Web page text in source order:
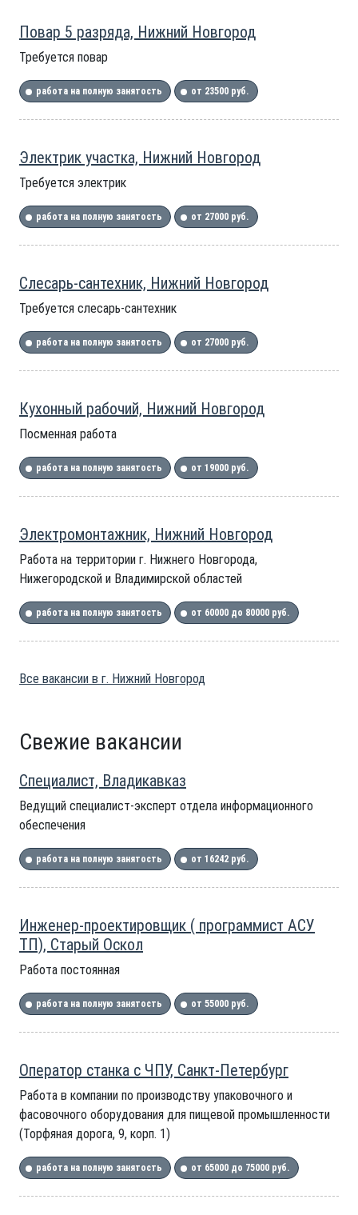
Повар 5 разряда, Нижний Новгород
Требуется повар
работа на полную занятость от 23500 руб.
Электрик участка, Нижний Новгород
Требуется электрик
работа на полную занятость от 27000 руб.
Слесарь-сантехник, Нижний Новгород
Требуется слесарь-сантехник
работа на полную занятость от 27000 руб.
Кухонный рабочий, Нижний Новгород
Посменная работа
работа на полную занятость от 19000 руб.
Электромонтажник, Нижний Новгород
Работа на территории г. Нижнего Новгорода,
Нижегородской и Владимирской областей
работа на полную занятость от 60000 до 80000 руб.
Все вакансии в г. Нижний Новгород
Свежие вакансии
Специалист, Владикавказ
Ведущий специалист-эксперт отдела информационного
обеспечения
работа на полную занятость от 16242 руб.
Инженер-проектировщик ( программист АСУ
ТП), Старый Оскол
Работа постоянная
работа на полную занятость от 55000 руб.
Оператор станка с ЧПУ, Санкт-Петербург
Работа в компании по производству упаковочного и
фасовочного оборудования для пищевой промышленности
(Торфяная дорога, 9, корп. 1)
работа на полную занятость от 65000 до 75000 руб.